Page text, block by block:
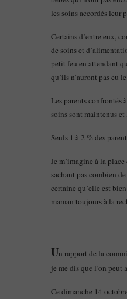
les soins accordés leur
Certains d’entre eux,
de soins et
petit feu en attendant
qu’ils n’auront pas eu
Les parents confrontés
soins sont maintenus
Seuls 1 à 2 % des
Je m’imagine à la
sachant pas combien
certaine qu’elle est
maman toujours à la
Un rapport de la
je me dis que l’on peut
Ce dimanche 14